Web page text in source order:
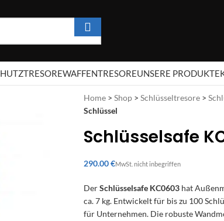
WAFFENTRESOREUNSERE PRODUKTE
Home > Shop > Schlüsseltresore >
Schlüssel
Schlüsselsafe
€
DerSchlüsselsafe KC0603 hat
ca. 7 kg. Entwickelt für bis zu 100
für Unternehmen. Die robuste